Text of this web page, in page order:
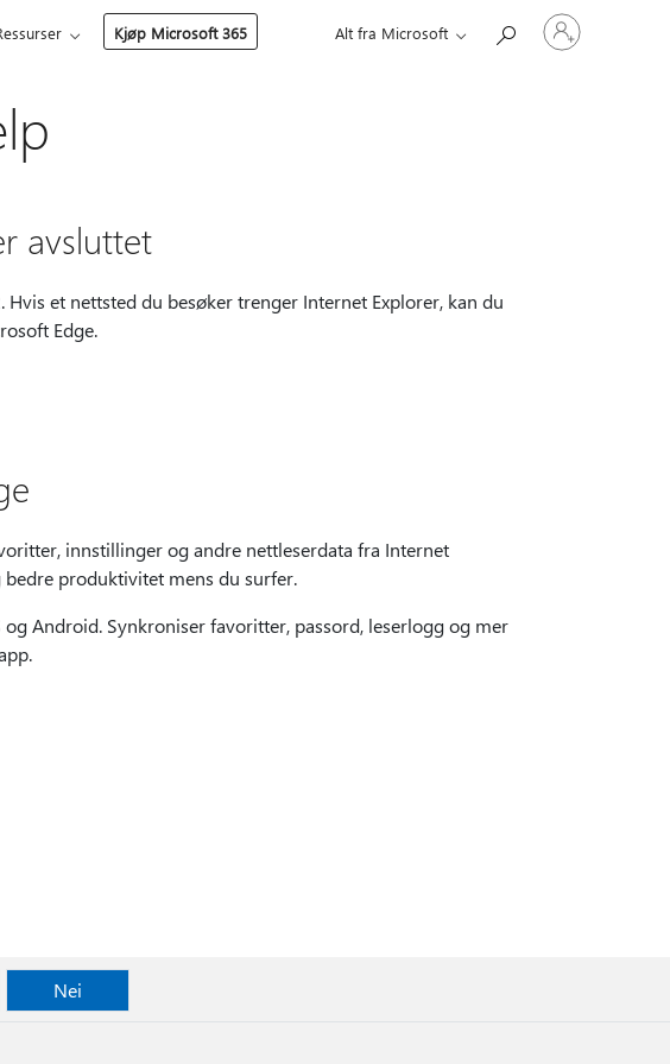
Kjøp Microsoft 365 Alt fra Microsoft
Logg
på
kontoen
avsluttet
et nettsted du besøker trenger Internet Explorer, kan du
Edge.
innstillinger og andre nettleserdata fra Internet
bedre produktivitet mens du surfer.
Android. Synkroniser favoritter, passord, leserlogg og mer
Nei